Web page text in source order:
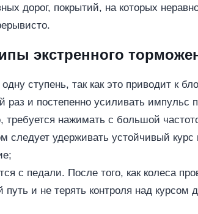
дорог, покрытий, на которых
экстренного
ступень, так как это приводит к
раз и постепенно усиливать
требуется нажимать с большой
следует удерживать устойчивый
с педали. После того, как колеса
и не терять контроля над курсом